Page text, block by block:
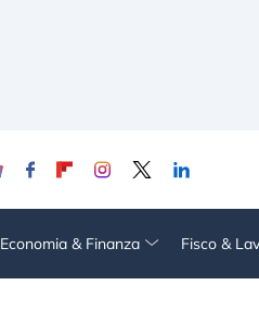
Economia & Finanza Fisco &